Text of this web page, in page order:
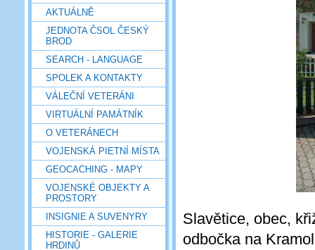
AKTUÁLNĚ
JEDNOTA ČSOL ČESKÝ
BROD
SEARCH - LANGUAGE
SPOLEK A KONTAKTY
VÁLEČNÍ VETERÁNI
VIRTUÁLNÍ PAMÁTNÍK
O VETERÁNECH
VOJENSKÁ PIETNÍ MÍSTA
GEOCACHING - MAPY
VOJENSKÉ OBJEKTY A
PROSTORY
INSIGNIE A SUVENYRY
HISTORIE - GALERIE
HRDINŮ
Slavětice, obec,
odbočka na